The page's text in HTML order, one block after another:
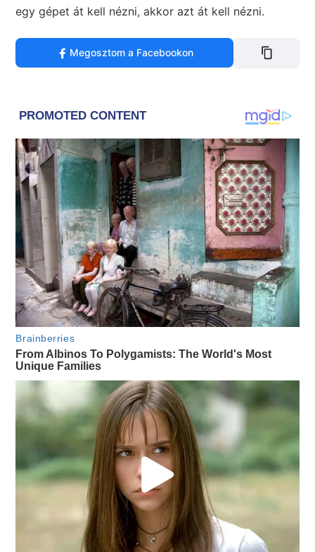
egy gépet át kell nézni, akkor azt át kell nézni.
Megosztom a Facebookon